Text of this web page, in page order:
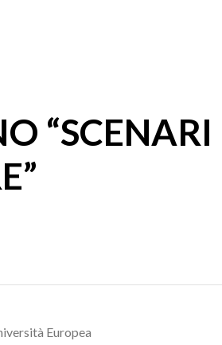
“SCENARI
Europea